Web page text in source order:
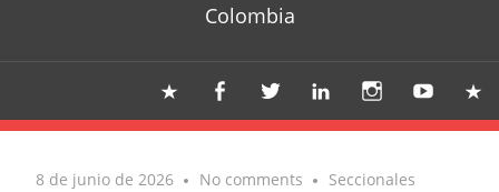
Colombia
8 de junio de 2026 No comments Seccionales